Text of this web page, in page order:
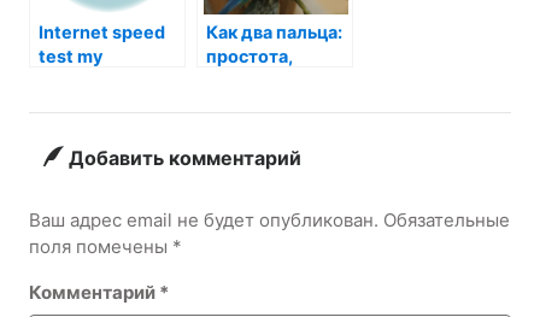
Internet speed
test my
Как два пальца:
простота,
Добавить комментарий
Ваш адрес email не будет опубликован. Обязательные
поля помечены *
Комментарий *